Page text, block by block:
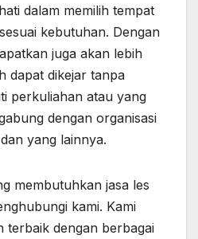
dalam memilih tempat
kebutuhan. Dengan
juga akan lebih
dapat dikejar tanpa
perkuliahan atau yang
dengan organisasi
yang lainnya.
membutuhkan jasa les
kami. Kami
terbaik dengan berbagai